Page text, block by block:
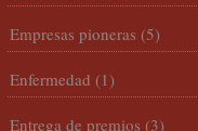
Empresas pioneras (5)
Enfermedad (1)
Entrega de premios (3)